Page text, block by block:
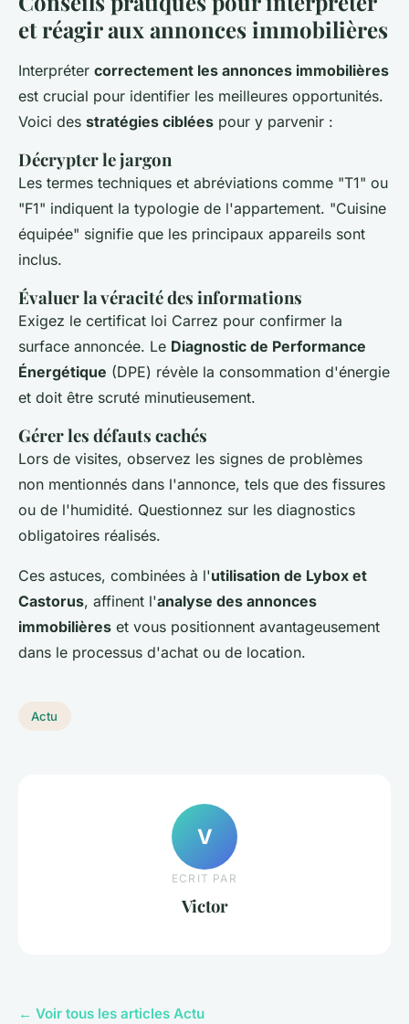
et réagir aux annonces immobilières
Interpréter correctement les annonces immobilières
est crucial pour identifier les meilleures opportunités.
Voici des stratégies ciblées pour y parvenir :
Décrypter le jargon
Les termes techniques et abréviations comme "T1" ou
"F1" indiquent la typologie de l'appartement. "Cuisine
équipée" signifie que les principaux appareils sont
inclus.
Évaluer la véracité des informations
Exigez le certificat loi Carrez pour confirmer la
surface annoncée. Le Diagnostic de Performance
Énergétique (DPE) révèle la consommation d'énergie
et doit être scruté minutieusement.
Gérer les défauts cachés
Lors de visites, observez les signes de problèmes
non mentionnés dans l'annonce, tels que des fissures
ou de l'humidité. Questionnez sur les diagnostics
obligatoires réalisés.
Ces astuces, combinées à l'utilisation de Lybox et
Castorus, affinent l'analyse des annonces
immobilières et vous positionnent avantageusement
dans le processus d'achat ou de location.
Actu
V
ECRIT PAR
Victor
← Voir tous les articles Actu